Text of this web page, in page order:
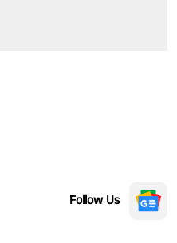
Follow Us